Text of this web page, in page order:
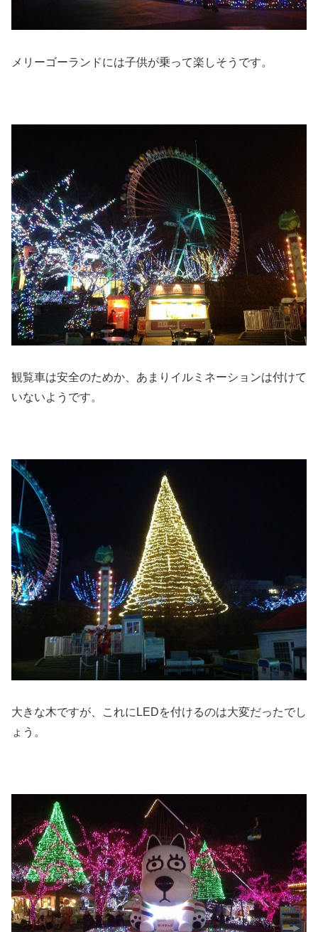
メリーゴーランドには子供が乗って楽しそうです。
観覧車は安全のためか、あまりイルミネーションは付けて
いないようです。
大きな木ですが、これにLEDを付けるのは大変だったでし
ょう。